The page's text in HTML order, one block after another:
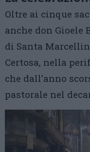
Oltre ai cinque
anche don Gioele
di Santa
Certosa, nella
che dall’anno
pastorale nel